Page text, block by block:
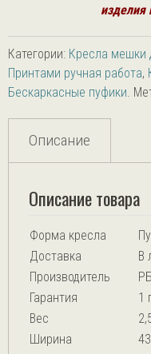
изделия
Категории: Кресла мешки
Принтами ручная работа,
Бескаркасные пуфики
Описание
Описание товара
Форма кресла
Доставка
В
Производитель
РБ
Гарантия
1
Вес
Ширина